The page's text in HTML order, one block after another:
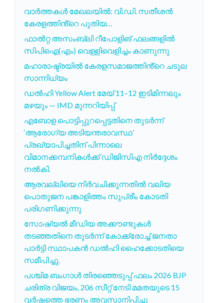
വാർത്തകൾ മേഖലയിൽ: വി.ഡി. സതീശൻ
കേരളത്തിൻ്റെ പുതിയ…
ഫാൽറ്റ അസംബ്ലി റീപോളിങ് ഫലങ്ങളിൽ
സിപിഐ(എം) വെള്ളിവെളിച്ചം കാണുന്നു
മഹാരാഷ്ട്രയിൽ കേരളസമാജത്തിൻ്റെ ചടുല
സാന്നിധ്യം
ഡൽഹി Yellow Alert മേയ് 11–12 ഇടിമിന്നലും
മഴയും — IMD മുന്നറിയിപ്പ്
എബോള പൊട്ടിപ്പുറപ്പെട്ടതിനെ തുടർന്ന്
‘ആരോഗ്യ അടിയന്തരാവസ്ഥ’
പ്രഖ്യാപിച്ചതിന് പിന്നാലെ
വിമാനക്കമ്പനികൾക്ക് ഡിജിസിഎ നിർദ്ദേശം
നൽകി.
ആരവല്ലിയെ നിർവചിക്കുന്നതിൽ വലിയ
പൊതുജന പങ്കാളിത്തം സുപ്രീം കോടതി
പരിഗണിക്കുന്നു
സോഷ്യൽ മീഡിയ അക്കൗണ്ടുകൾ
തടഞ്ഞതിനെ തുടർന്ന് കോക്ക്രോച്ച് ജനതാ
പാർട്ടി സ്ഥാപകൻ ഡൽഹി ഹൈക്കോടതിയെ
സമീപിച്ചു.
പശ്ചിമ ബംഗാൾ തിരഞ്ഞെടുപ്പ് ഫലം 2026 BJP
ചരിത്ര വിജയം, 206 സീറ്റ് നേടി മമതയുടെ 15
വർഷത്തെ ഭരണം അവസാനിപ്പിച്ചു